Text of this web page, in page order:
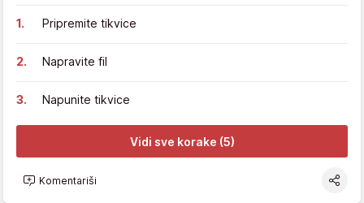
Pripremite tikvice
Napravite fil
Napunite tikvice
Vidi sve korake (5)
Komentariši